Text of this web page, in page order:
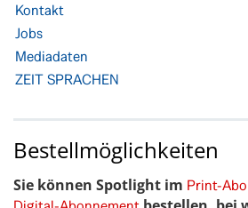
Kontakt
Jobs
Mediadaten
ZEIT SPRACHEN
Bestellmöglichkeiten
Sie können Spotlight im Print-